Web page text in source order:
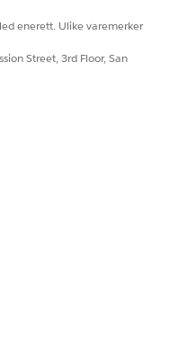
enerett. Ulike varemerker
Street, 3rd Floor, San